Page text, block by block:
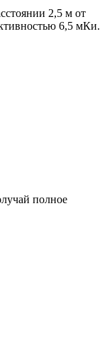
2,5 м от
6,5 мКи.
полное